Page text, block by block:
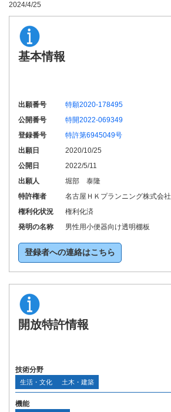
2024/4/25
基本情報
出願番号
特願2020-178495
公開番号
特開2022-069349
登録番号
特許第6945049号
出願日
2020/10/25
公開日
2022/5/11
出願人
堀部 泰隆
特許権者
名古屋ＨＫプランニング株式会社
権利化状況
権利化済
発明の名称
男性用小便器向け透明棚板
登録者への連絡はこちら
開放特許情報
技術分野
生活・文化 土木・建築
機能